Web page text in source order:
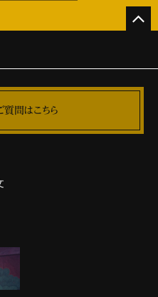
質問はこちら